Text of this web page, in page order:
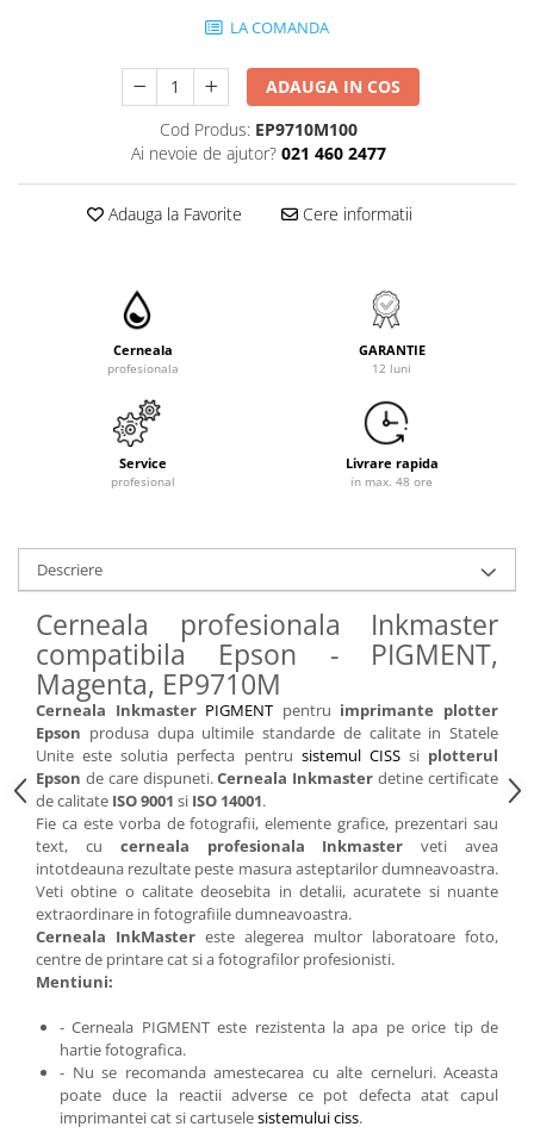
LA COMANDA
ADAUGA IN COS
Cod Produs: EP9710M100
Ai nevoie de ajutor? 021 460 2477
Adauga la Favorite Cere informatii
Cerneala
profesionala
GARANTIE
12 luni
Service
profesional
Livrare rapida
in max. 48 ore
Descriere
Cerneala profesionala Inkmaster
compatibila Epson - PIGMENT,
Magenta, EP9710M
Cerneala Inkmaster PIGMENT pentru imprimante plotter
Epson produsa dupa ultimile standarde de calitate in Statele
Unite este solutia perfecta pentru sistemul CISSsi plotterul
Epson de care dispuneti.Cerneala Inkmaster detine certificate
de calitate ISO 9001 si ISO 14001.
Fie ca este vorba de fotografii, elemente grafice, prezentari sau
text, cu cerneala profesionala Inkmaster veti avea
intotdeauna rezultate peste masura asteptarilor dumneavoastra.
Veti obtine o calitate deosebita in detalii, acuratete si nuante
extraordinare in fotografiile dumneavoastra.
Cerneala InkMaster este alegerea multor laboratoare foto,
centre de printare cat si a fotografilor profesionisti.
Mentiuni:
- Cerneala PIGMENT este rezistenta la apa pe orice tip de
hartie fotografica.
- Nu se recomanda amestecarea cu alte cerneluri. Aceasta
poate duce la reactii adverse ce pot defecta atat capul
imprimantei cat si cartuselesistemului ciss.